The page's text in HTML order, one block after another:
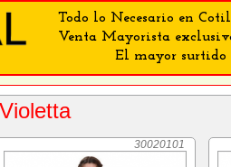
Todo lo Necesario en
Venta Mayorista
El mayor surtido
Violetta
30020101